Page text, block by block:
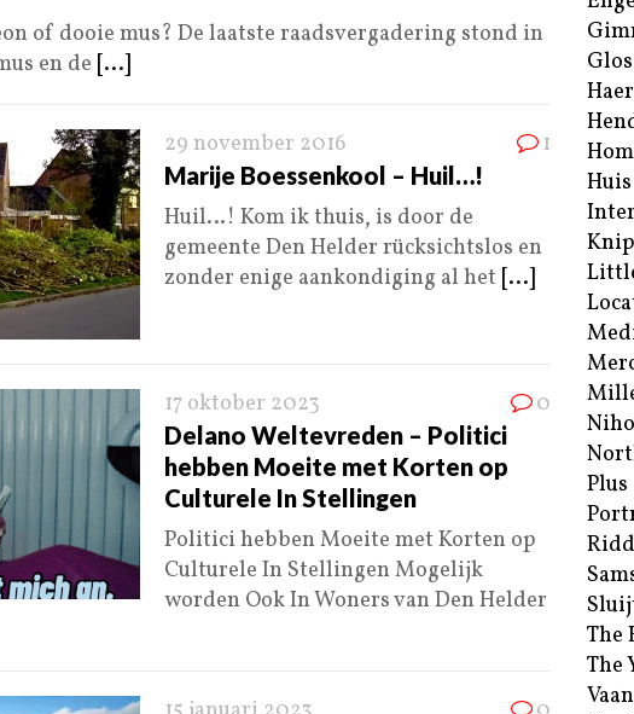
of dooie mus? De laatste raadsvergadering stond in
en de [...]
29 november 2016 1
Marije Boessenkool – Huil…!
Huil…! Kom ik thuis, is door de
gemeente Den Helder rücksichtslos en
zonder enige aankondiging al het [...]
17 oktober 2023 0
Delano Weltevreden – Politici
hebben Moeite met Korten op
Culturele In Stellingen
Politici hebben Moeite met Korten op
Culturele In Stellingen Mogelijk
worden Ook In Woners van Den Helder
Plus
The
The